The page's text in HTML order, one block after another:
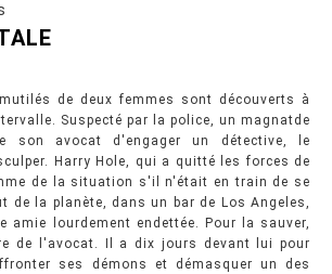
de deux femmes sont découverts à
Suspecté par la police, un magnatde
son avocat d'engager un détective, le
Harry Hole, qui a quitté les forces de
de la situation s'il n'était en train de se
de la planète, dans un bar de Los Angeles,
amie lourdement endettée. Pour la sauver,
de l'avocat. Il a dix jours devant lui pour
ses démons et démasquer un des